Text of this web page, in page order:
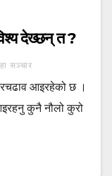
देख्छन् त ?
सञ्चार
आइरहेको छ ।
कुनै नौलो कुरो